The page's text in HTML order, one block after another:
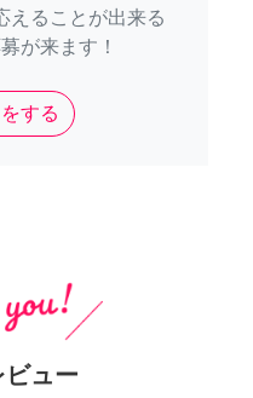
えることが出来る
が来ます！
する
ュー